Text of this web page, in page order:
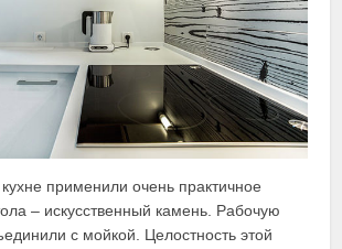
применили очень практичное
– искусственный камень. Рабочую
с мойкой. Целостность этой